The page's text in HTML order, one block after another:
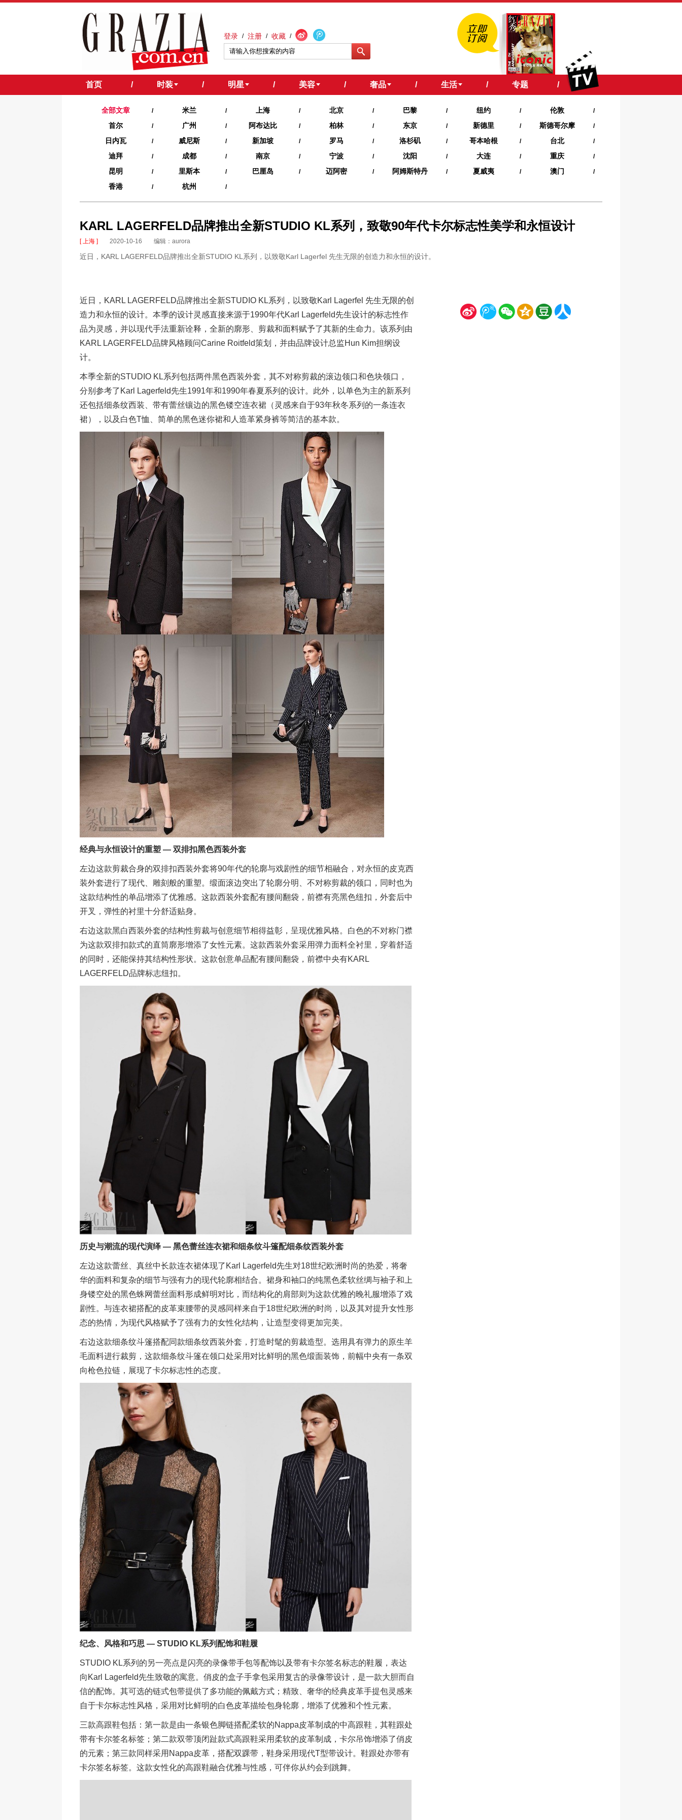
登录 / 注册 / 收藏 /
首页 / 时装 / 明星 / 美容 / 奢品 / 生活 / 专题 /
全部文章 / 米兰 / 上海 / 北京 / 巴黎 / 纽约 / 伦敦 /
首尔 / 广州 / 阿布达比 / 柏林 / 东京 / 新德里 / 斯德哥尔摩 /
日内瓦 / 威尼斯 / 新加坡 / 罗马 / 洛杉矶 / 哥本哈根 / 台北 /
迪拜 / 成都 / 南京 / 宁波 / 沈阳 / 大连 / 重庆 /
昆明 / 里斯本 / 巴厘岛 / 迈阿密 / 阿姆斯特丹 / 夏威夷‍ / 澳门 /
香港 / 杭州 /
KARL LAGERFELD品牌推出全新STUDIO KL系列，致敬90年代卡尔标志性美学和永恒设计
[ 上海 ] 2020-10-16 编辑：aurora
近日，KARL LAGERFELD品牌推出全新STUDIO KL系列，以致敬Karl Lagerfel 先生无限的创造力和永恒的设计。
近日，KARL LAGERFELD品牌推出全新STUDIO KL系列，以致敬Karl Lagerfel 先生无限的创
造力和永恒的设计。本季的设计灵感直接来源于1990年代Karl Lagerfeld先生设计的标志性作
品为灵感，并以现代手法重新诠释，全新的廓形、剪裁和面料赋予了其新的生命力。该系列由
KARL LAGERFELD品牌风格顾问Carine Roitfeld策划，并由品牌设计总监Hun Kim担纲设
计。
本季全新的STUDIO KL系列包括两件黑色西装外套，其不对称剪裁的滚边领口和色块领口，
分别参考了Karl Lagerfeld先生1991年和1990年春夏系列的设计。此外，以单色为主的新系列
还包括细条纹西装、带有蕾丝镶边的黑色镂空连衣裙（灵感来自于93年秋冬系列的一条连衣
裙），以及白色T恤、简单的黑色迷你裙和人造革紧身裤等简洁的基本款。
经典与永恒设计的重塑 — 双排扣黑色西装外套
左边这款剪裁合身的双排扣西装外套将90年代的轮廓与戏剧性的细节相融合，对永恒的皮克西
装外套进行了现代、雕刻般的重塑。缎面滚边突出了轮廓分明、不对称剪裁的领口，同时也为
这款结构性的单品增添了优雅感。这款西装外套配有腰间翻袋，前襟有亮黑色纽扣，外套后中
开叉，弹性的衬里十分舒适贴身。
右边这款黑白西装外套的结构性剪裁与创意细节相得益彰，呈现优雅风格。白色的不对称门襟
为这款双排扣款式的直筒廓形增添了女性元素。这款西装外套采用弹力面料全衬里，穿着舒适
的同时，还能保持其结构性形状。这款创意单品配有腰间翻袋，前襟中央有KARL
LAGERFELD品牌标志纽扣。
历史与潮流的现代演绎 — 黑色蕾丝连衣裙和细条纹斗篷配细条纹西装外套
左边这款蕾丝、真丝中长款连衣裙体现了Karl Lagerfeld先生对18世纪欧洲时尚的热爱，将奢
华的面料和复杂的细节与强有力的现代轮廓相结合。裙身和袖口的纯黑色柔软丝绸与袖子和上
身镂空处的黑色蛛网蕾丝面料形成鲜明对比，而结构化的肩部则为这款优雅的晚礼服增添了戏
剧性。与连衣裙搭配的皮革束腰带的灵感同样来自于18世纪欧洲的时尚，以及其对提升女性形
态的热情，为现代风格赋予了强有力的女性化结构，让造型变得更加完美。
右边这款细条纹斗篷搭配同款细条纹西装外套，打造时髦的剪裁造型。选用具有弹力的原生羊
毛面料进行裁剪，这款细条纹斗篷在领口处采用对比鲜明的黑色缎面装饰，前幅中央有一条双
向枪色拉链，展现了卡尔标志性的态度。
纪念、风格和巧思 — STUDIO KL系列配饰和鞋履
STUDIO KL系列的另一亮点是闪亮的录像带手包等配饰以及带有卡尔签名标志的鞋履，表达
向Karl Lagerfeld先生致敬的寓意。俏皮的盒子手拿包采用复古的录像带设计，是一款大胆而自
信的配饰。其可选的链式包带提供了多功能的佩戴方式；精致、奢华的经典皮革手提包灵感来
自于卡尔标志性风格，采用对比鲜明的白色皮革描绘包身轮廓，增添了优雅和个性元素。
三款高跟鞋包括：第一款是由一条银色脚链搭配柔软的Nappa皮革制成的中高跟鞋，其鞋跟处
带有卡尔签名标签；第二款双带顶闭趾款式高跟鞋采用柔软的皮革制成，卡尔吊饰增添了俏皮
的元素；第三款同样采用Nappa皮革，搭配双踝带，鞋身采用现代T型带设计。鞋跟处亦带有
卡尔签名标签。这款女性化的高跟鞋融合优雅与性感，可伴你从约会到跳舞。
新 腾 微 空 豆